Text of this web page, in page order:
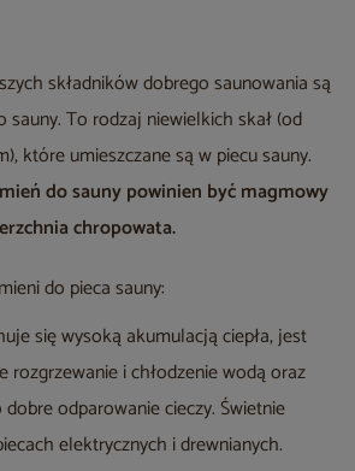
składników dobrego saunowania są
sauny. To rodzaj niewielkich skał (od
które umieszczane są w piecu sauny.
do sauny powinien być magmowy
chropowata.
do pieca sauny:
się wysoką akumulacją ciepła, jest
rozgrzewanie i chłodzenie wodą oraz
odparowanie cieczy. Świetnie
elektrycznych i drewnianych.